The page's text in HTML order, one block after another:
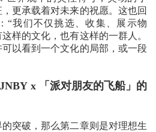
更承载着对未来的祝愿。这也回
“我们不仅挑选、收集、展示物
样的文化，也有这样的一群人。
以看到一个文化的局部，或一段
x 「派对朋友的飞船」的
突破，那么第二章则是对理想生